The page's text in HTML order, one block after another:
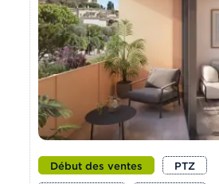
Début des ventes
PTZ